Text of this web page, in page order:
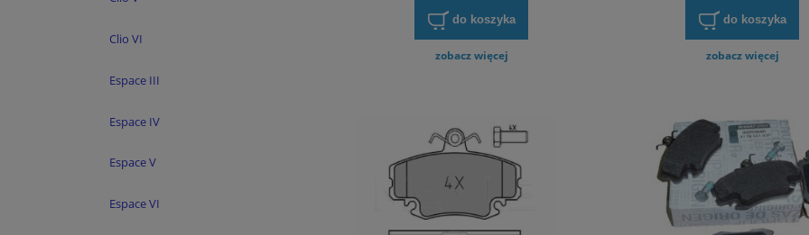
Clio VI
Espace III
Espace IV
Espace V
Espace VI
do koszyka
zobacz więcej
do koszyka
zobacz więcej